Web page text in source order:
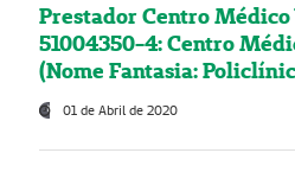
Prestador Centro
51004350-4: Centro
(Nome Fantasia:
01 de Abril de 2020